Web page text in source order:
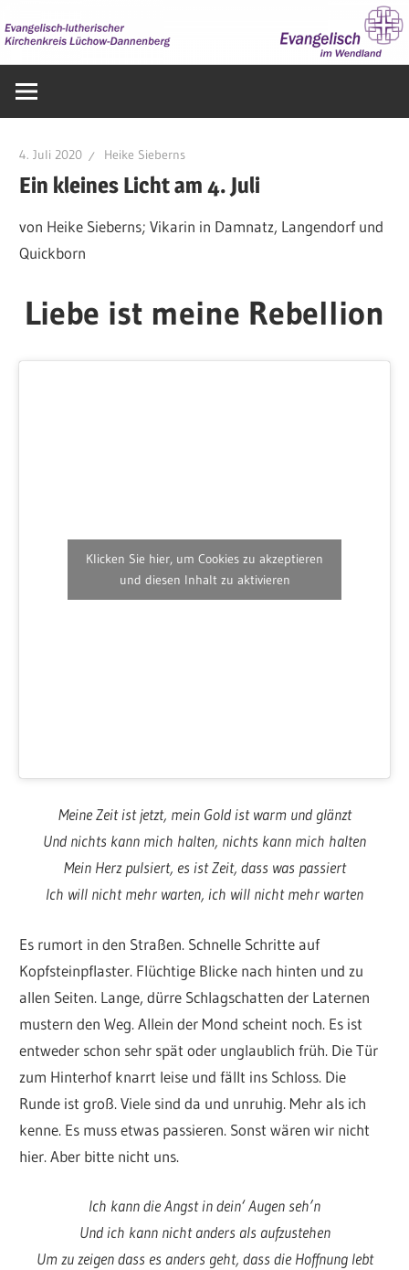
Inhalt
springen
im
4. Juli 2020 Heike Sieberns
Ein kleines Licht am 4. Juli
von Heike Sieberns; Vikarin in Damnatz, Langendorf und
Quickborn
Liebe ist meine Rebellion
Klicken Sie hier, um Cookies zu akzeptieren
und diesen Inhalt zu aktivieren
Meine Zeit ist jetzt, mein Gold ist warm und glänzt
Und nichts kann mich halten, nichts kann mich halten
Mein Herz pulsiert, es ist Zeit, dass was passiert
Ich will nicht mehr warten, ich will nicht mehr warten
Es rumort in den Straßen. Schnelle Schritte auf
Kopfsteinpflaster. Flüchtige Blicke nach hinten und zu
allen Seiten. Lange, dürre Schlagschatten der Laternen
mustern den Weg. Allein der Mond scheint noch. Es ist
entweder schon sehr spät oder unglaublich früh. Die Tür
zum Hinterhof knarrt leise und fällt ins Schloss. Die
Runde ist groß. Viele sind da und unruhig. Mehr als ich
kenne. Es muss etwas passieren. Sonst wären wir nicht
hier. Aber bitte nicht uns.
Ich kann die Angst in dein‘ Augen seh’n
Und ich kann nicht anders als aufzustehen
Um zu zeigen dass es anders geht, dass die Hoffnung lebt